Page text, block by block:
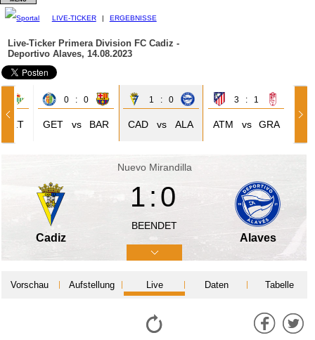
LIVE-TICKER | ERGEBNISSE
Live-Ticker Primera Division FC Cadiz -
Deportivo Alaves, 14.08.2023
BET
0 : 0
GET vs BAR
1 : 0
CAD vs ALA
3 : 1
ATM vs GRA
Nuevo Mirandilla
Cadiz
1:0
BEENDET
Alaves
Vorschau Aufstellung Live Daten Tabelle